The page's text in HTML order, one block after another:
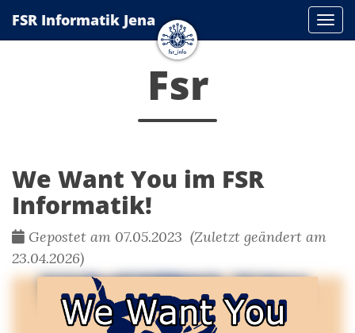
FSR Informatik Jena
Fsr
We Want You im FSR
Informatik!
Gepostet am 07.05.2023 (Zuletzt geändert am
23.04.2026)